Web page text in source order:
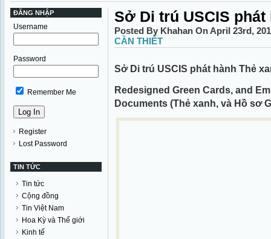
ĐĂNG NHẬP
Username
Password
Remember Me
Register
Lost Password
TIN TỨC
Tin tức
Cộng đồng
Tin Việt Nam
Hoa Kỳ và Thế giới
Kinh tế
Sở Di trú USCIS
Posted By Khahan On April 23rd,
CẦN THIẾT
Sở Di trú USCIS phát hành Thẻ
Redesigned Green Cards, and
Documents (Thẻ xanh, và Hồ sơ